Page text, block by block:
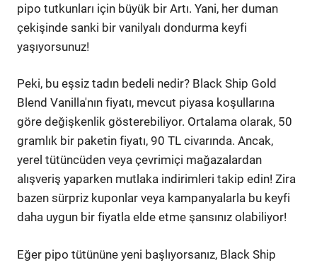
pipo tutkunları için büyük bir Artı. Yani, her duman
çekişinde sanki bir vanilyalı dondurma keyfi
yaşıyorsunuz!
Peki, bu eşsiz tadın bedeli nedir? Black Ship Gold
Blend Vanilla'nın fiyatı, mevcut piyasa koşullarına
göre değişkenlik gösterebiliyor. Ortalama olarak, 50
gramlık bir paketin fiyatı, 90 TL civarında. Ancak,
yerel tütüncüden veya çevrimiçi mağazalardan
alışveriş yaparken mutlaka indirimleri takip edin! Zira
bazen sürpriz kuponlar veya kampanyalarla bu keyfi
daha uygun bir fiyatla elde etme şansınız olabiliyor!
Eğer pipo tütününe yeni başlıyorsanız, Black Ship